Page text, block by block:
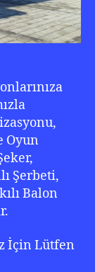
Oyun
Şerbeti,
Balon
İçin Lütfen